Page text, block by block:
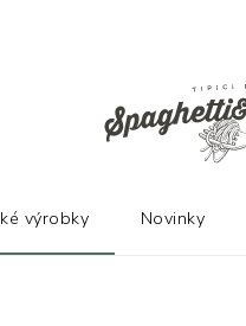
výrobky Novinky